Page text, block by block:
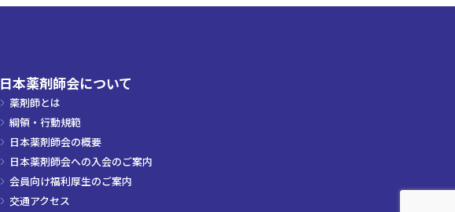
日本薬剤師会について
薬剤師とは
綱領・行動規範
日本薬剤師会の概要
日本薬剤師会への入会のご案内
会員向け福利厚生のご案内
交通アクセス